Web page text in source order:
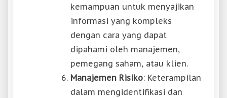
kemampuan untuk menyajikan
informasi yang kompleks
dengan cara yang dapat
dipahami oleh manajemen,
pemegang saham, atau klien.
Manajemen Risiko: Keterampilan
dalam mengidentifikasi dan